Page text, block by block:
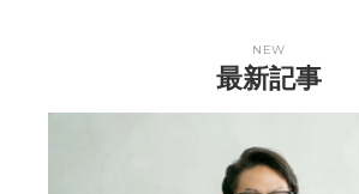
NEW
最新記事